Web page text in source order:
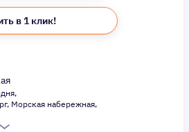
в 1 клик!
Морская набережная,